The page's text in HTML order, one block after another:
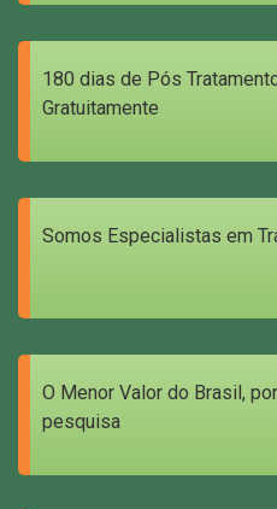
180 dias de Pós
Gratuitamente
Somos Especialistas em
O Menor Valor do Brasil,
pesquisa